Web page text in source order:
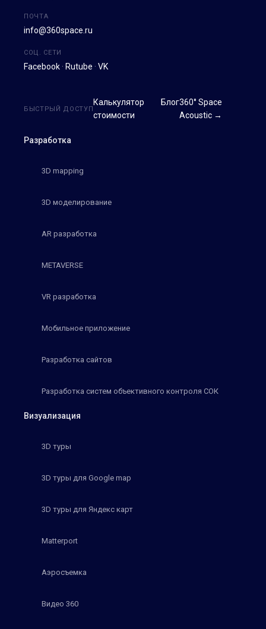
ПОЧТА
info@360space.ru
СОЦ. СЕТИ
Facebook · Rutube · VK
Разработка
3D mapping
3D моделирование
AR разработка
METAVERSE
VR разработка
Мобильное приложение
Разработка сайтов
Разработка систем объективного контроля СОК
Визуализация
3D туры
3D туры для Google map
3D туры для Яндекс карт
Matterport
Аэросъемка
Видео 360
БЫСТРЫЙ ДОСТУП
Калькулятор
стоимости
Блог360° Space
Acoustic →